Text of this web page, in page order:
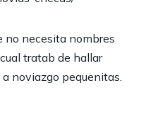
no necesita nombres
tratab de hallar
noviazgo pequenitas.